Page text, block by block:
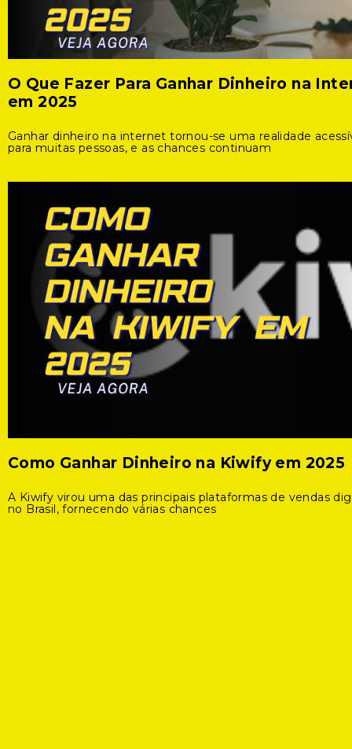
O Que Fazer Para Ganhar Dinheiro na
em 2025
Ganhar dinheiro na internet tornou-se uma realidade
para muitas pessoas, e as chances continuam
Como Ganhar Dinheiro na Kiwify em 2025
A Kiwify virou uma das principais plataformas de vendas
no Brasil, fornecendo várias chances